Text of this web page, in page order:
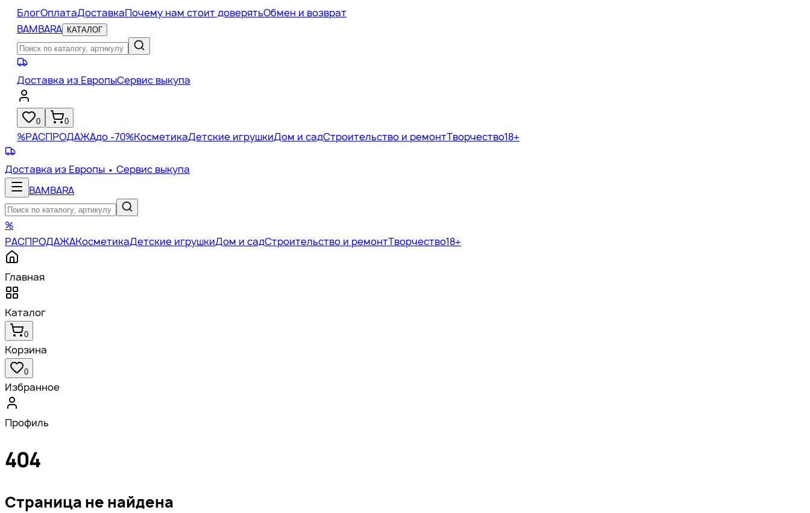
БлогОплатаДоставкаПочему нам стоит доверятьОбмен и возврат
BAMBARA
КАТАЛОГ
Доставка из ЕвропыСервис выкупа
0 0
%РАСПРОДАЖАдо -70%КосметикаДетские игрушкиДом и садСтроительство и ремонтТворчество18+
Доставка из Европы • Сервис выкупа
BAMBARA
%
РАСПРОДАЖАКосметикаДетские игрушкиДом и садСтроительство и ремонтТворчество18+
Главная
Каталог
0
Корзина
0
Избранное
Профиль
404
Страница не найдена